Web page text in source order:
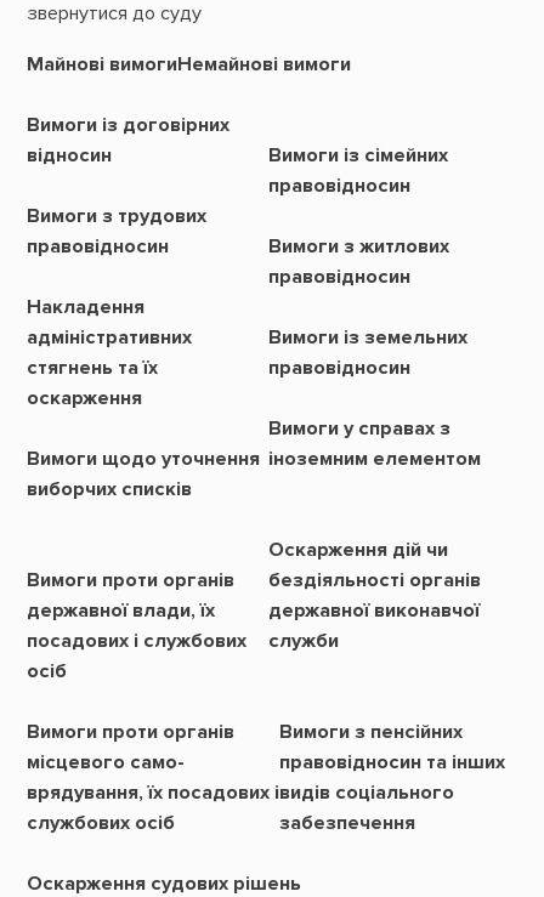
звернутися до суду
Майнові вимогиНемайнові вимоги
Вимоги із договірних
відносин
Вимоги з трудових
правовідносин
Накладення
адміністративних
стягнень та їх
оскарження
Вимоги щодо уточнення
виборчих списків
Вимоги проти органів
державної влади, їх
посадових і службових
осіб
Вимоги із сімейних
правовідносин
Вимоги з житлових
правовідносин
Вимоги із земельних
правовідносин
Вимоги у справах з
іноземним елементом
Оскарження дій чи
бездіяльності органів
державної виконавчої
служби
Вимоги проти органів
місцевого само-
врядування, їх посадових і
службових осіб
Вимоги з пенсійних
правовідносин та інших
видів соціального
забезпечення
Оскарження судових рішень